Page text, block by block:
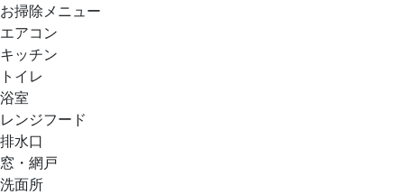
お掃除メニュー
エアコン
キッチン
トイレ
浴室
レンジフード
排水口
窓・網戸
洗面所